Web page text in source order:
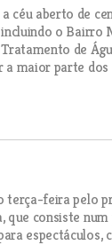
céu aberto de
o
de
a maior parte
feira pelo
que consiste
espectáculos,